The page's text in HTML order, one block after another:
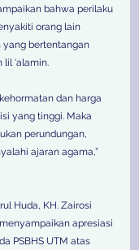
bahwa perilaku
orang lain
yang bertentangan
‘alamin.
dan harga
yang tinggi. Maka
perundungan,
ajaran agama,”
Huda, KH. Zairosi
apresiasi
PSBHS UTM atas